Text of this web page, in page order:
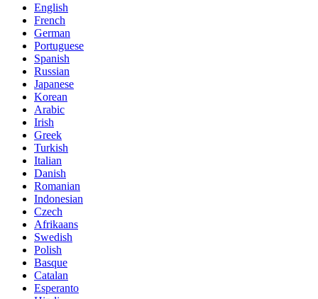
English
French
German
Portuguese
Spanish
Russian
Japanese
Korean
Arabic
Irish
Greek
Turkish
Italian
Danish
Romanian
Indonesian
Czech
Afrikaans
Swedish
Polish
Basque
Catalan
Esperanto